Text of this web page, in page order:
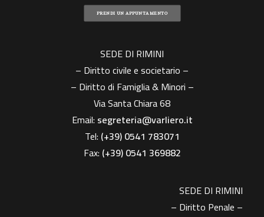
PRENDI UN APPUNTAMENTO
SEDE DI RIMINI
– Diritto civile e societario –
– Diritto di Famiglia & Minori –
Via Santa Chiara 68
Email: segreteria@varliero.it
Tel: (+39) 0541 783071
Fax: (+39)0541 369882
SEDE DI RIMINI
– Diritto Penale –